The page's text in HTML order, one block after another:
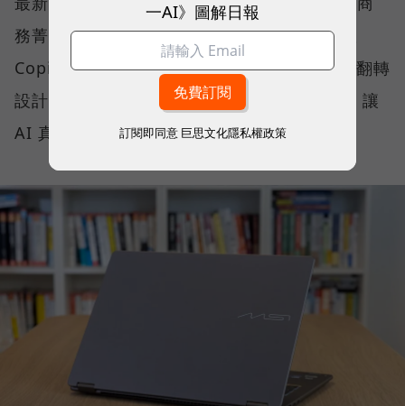
務菁英與專業人士打造的解方。它結合了微軟
Copilot+ PC 架構、本地端 AI 運算、2-in-1 翻轉
設計、高畫質 OLED 顯示器與全天候續航力，讓
AI 真正流暢地融入日常工作流程。
一AI》圖解日報
訂閱即同意 巨思文化隱私權政策